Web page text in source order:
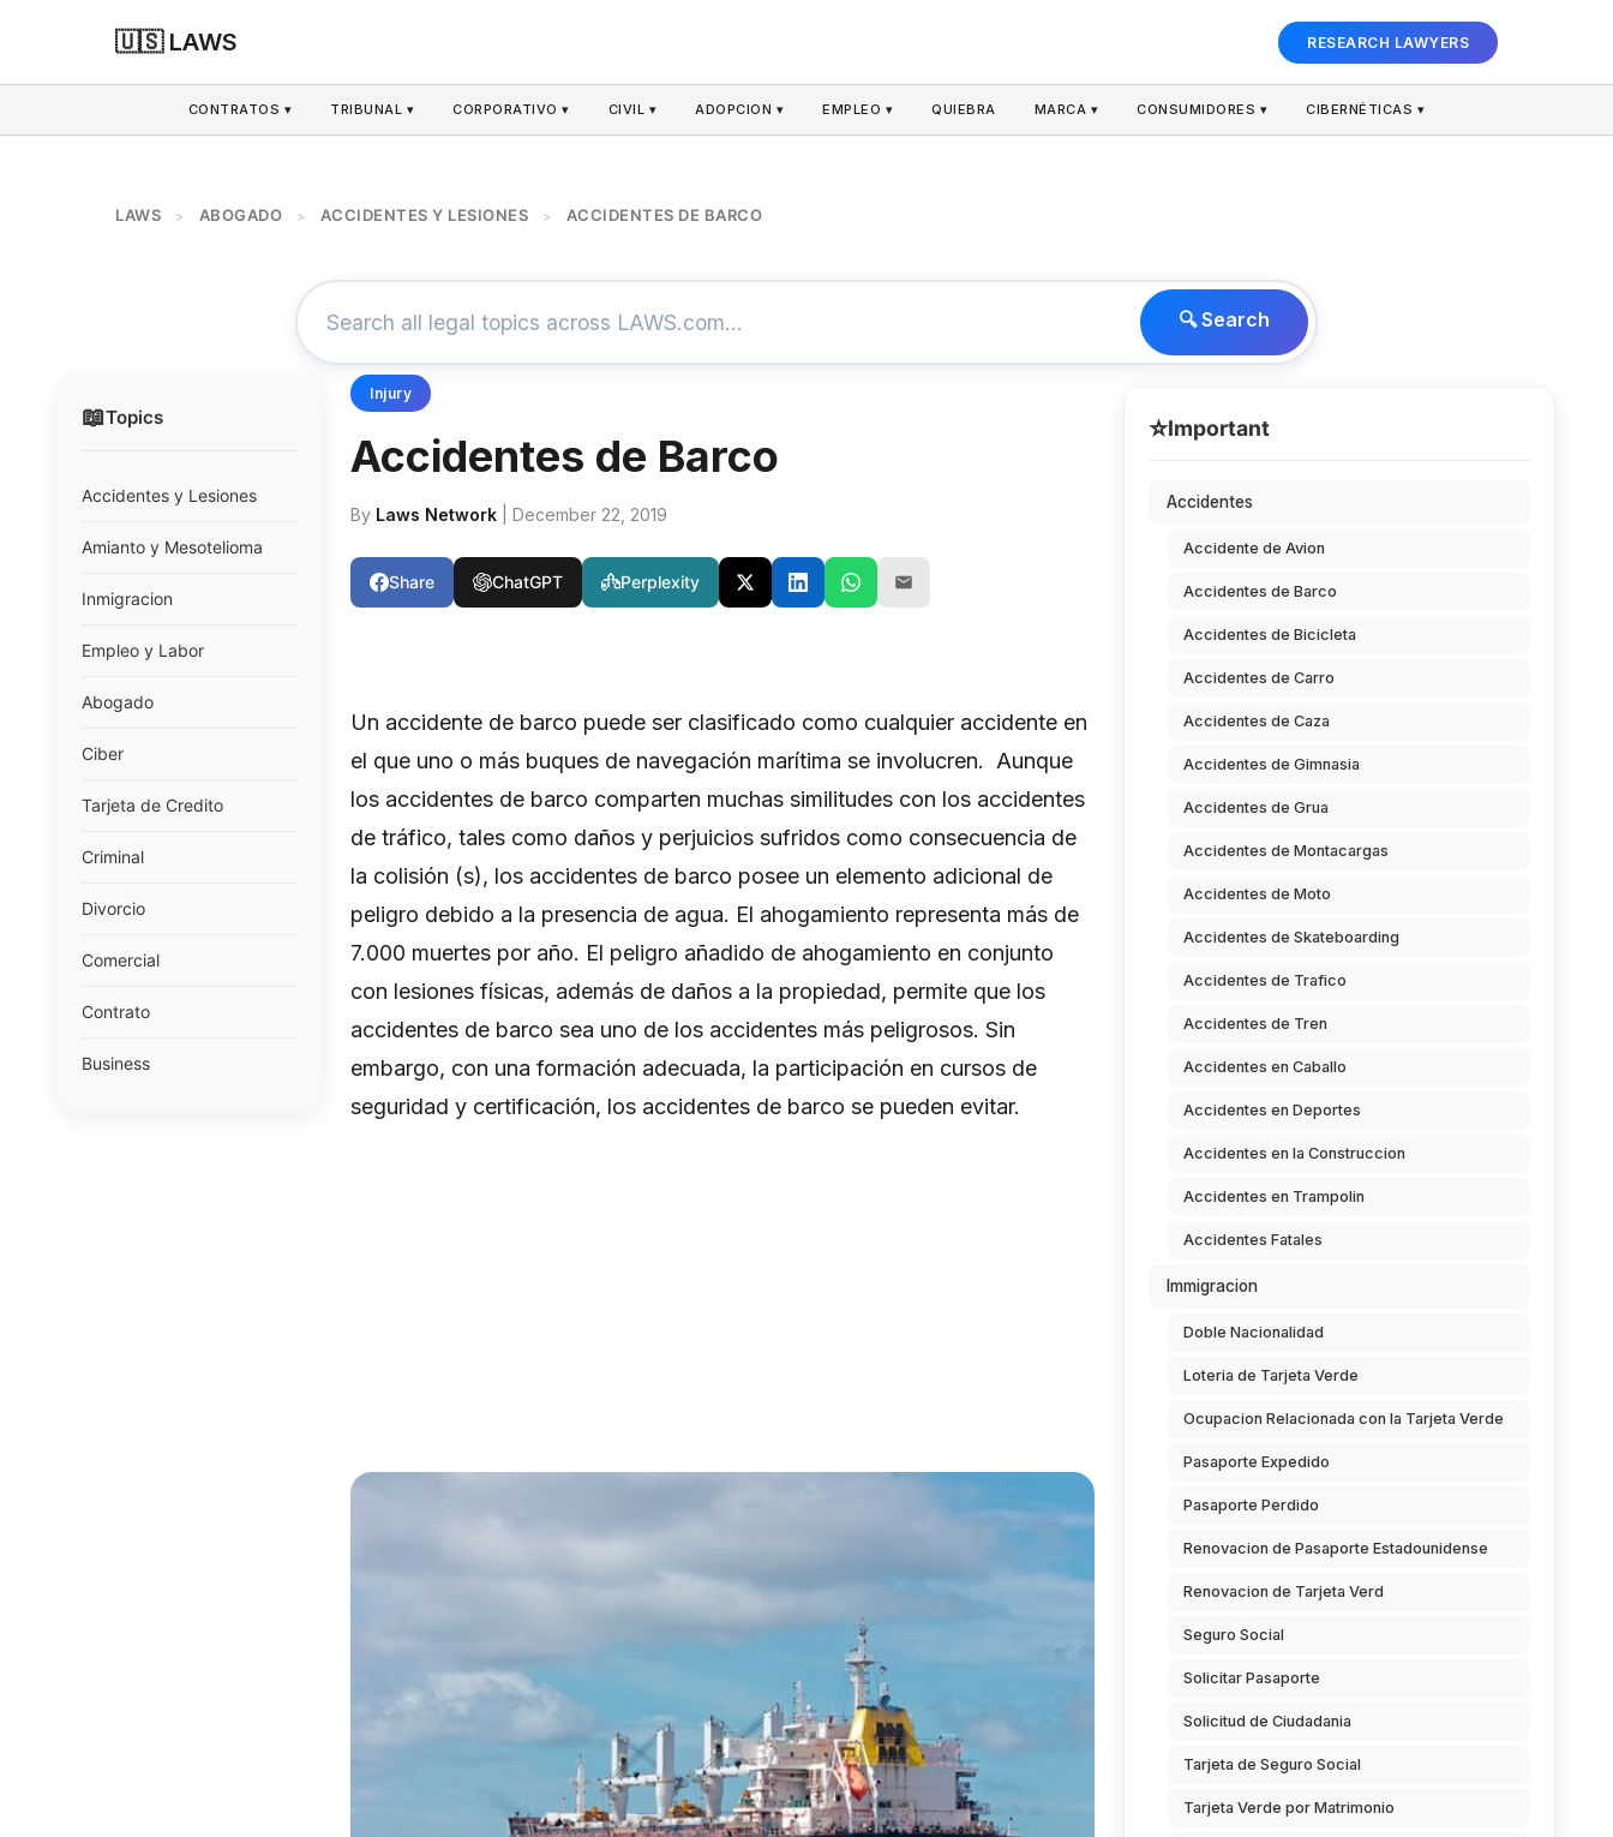
🇺🇸 LAWS RESEARCH LAWYERS
CONTRATOS ▾ TRIBUNAL ▾ CORPORATIVO ▾ CIVIL ▾ ADOPCION ▾ EMPLEO ▾ QUIEBRA MARCA ▾ CONSUMIDORES ▾ CIBERNÉTICAS ▾
LAWS > ABOGADO > ACCIDENTES Y LESIONES > ACCIDENTES DE BARCO
🔍 Search
📖Topics
Accidentes y Lesiones
Amianto y Mesotelioma
Inmigracion
Empleo y Labor
Abogado
Ciber
Tarjeta de Credito
Criminal
Divorcio
Comercial
Contrato
Business
Injury
Accidentes de Barco
By Laws Network | December 22, 2019
Share ChatGPT Perplexity
Un accidente de barco puede ser clasificado como cualquier accidente en
el que uno o más buques de navegación marítima se involucren. Aunque
los accidentes de barco comparten muchas similitudes con los accidentes
de tráfico, tales como daños y perjuicios sufridos como consecuencia de
la colisión (s), los accidentes de barco posee un elemento adicional de
peligro debido a la presencia de agua. El ahogamiento representa más de
7.000 muertes por año. El peligro añadido de ahogamiento en conjunto
con lesiones físicas, además de daños a la propiedad, permite que los
accidentes de barco sea uno de los accidentes más peligrosos. Sin
embargo, con una formación adecuada, la participación en cursos de
seguridad y certificación, los accidentes de barco se pueden evitar.
⭐Important
Accidentes
Accidente de Avion
Accidentes de Barco
Accidentes de Bicicleta
Accidentes de Carro
Accidentes de Caza
Accidentes de Gimnasia
Accidentes de Grua
Accidentes de Montacargas
Accidentes de Moto
Accidentes de Skateboarding
Accidentes de Trafico
Accidentes de Tren
Accidentes en Caballo
Accidentes en Deportes
Accidentes en la Construccion
Accidentes en Trampolin
Accidentes Fatales
Immigracion
Doble Nacionalidad
Loteria de Tarjeta Verde
Ocupacion Relacionada con la Tarjeta Verde
Pasaporte Expedido
Pasaporte Perdido
Renovacion de Pasaporte Estadounidense
Renovacion de Tarjeta Verd
Seguro Social
Solicitar Pasaporte
Solicitud de Ciudadania
Tarjeta de Seguro Social
Tarjeta Verde por Matrimonio